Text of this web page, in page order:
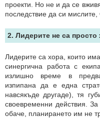
проекти. Но не и да се
последствие да си
2. Лидерите не са просто
Лидерите са хора, които
синергична работа с
излишно време в
изпипана да е една
навсякъде другаде), тя
своевременни действия.
обаче, планирането им не